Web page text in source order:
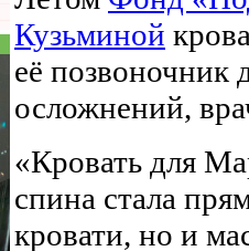
Кузьминой
её позвоночник
осложнений,
«Кровать для
спина стала
кровати, но и